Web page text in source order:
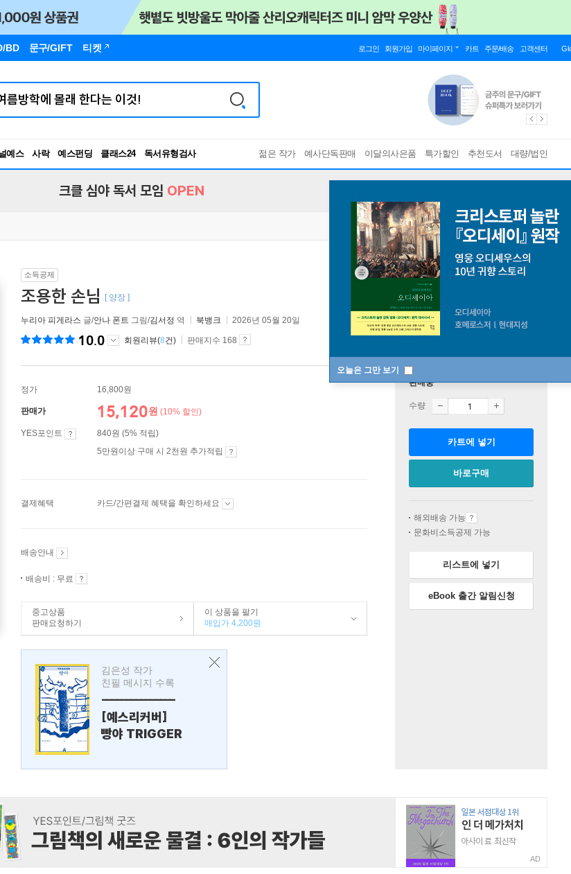
BD 문구/GIFT 티켓 로그인 회원가입 마이페이지 카트 주문/배송 고객센터
예스 사락 예스펀딩 클래스24
RBTI Lab
독서유형검사
젊은 작가 예사단독판매 이달의사은품 특가할인 추천도서 대량/법인
오늘은 그만 보기
크클 심야 독서 모임 OPEN
소득공제
조용한 손님 [ 양장 ]
누리아 피게라스 글/안나 폰트 그림/김서정 역 북뱅크 2026년 05월 20일
10.0 회원리뷰(8건) 판매지수 168
정가 16,800원
판매가 15,120원 (10% 할인)
YES포인트
840원 (5% 적립)
5만원이상 구매 시 2천원 추가적립
결제혜택 카드/간편결제 혜택을 확인하세요
배송안내
배송비 : 무료
중고상품
판매요청하기
이 상품을 팔기
매입가 4,200원
김은성 작가
친필 메시지 수록
---------------
[예스리커버]
빵야 TRIGGER
판매중
수량
카트에 넣기
바로구매
해외배송 가능
문화비소득공제 가능
리스트에 넣기
eBook 출간 알림신청
AD